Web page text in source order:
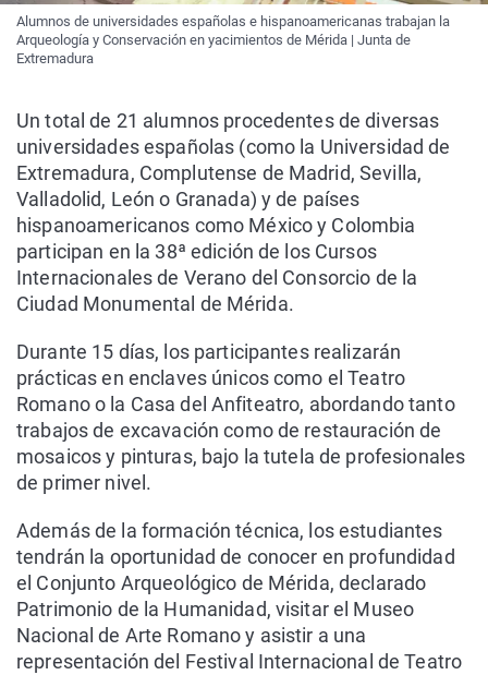
Alumnos de universidades españolas e hispanoamericanas trabajan la
Arqueología y Conservación en yacimientos de Mérida | Junta de
Extremadura
Un total de 21 alumnos procedentes de diversas
universidades españolas (como la Universidad de
Extremadura, Complutense de Madrid, Sevilla,
Valladolid, León o Granada) y de países
hispanoamericanos como México y Colombia
participan en la 38ª edición de los Cursos
Internacionales de Verano del Consorcio de la
Ciudad Monumental de Mérida.
Durante 15 días, los participantes realizarán
prácticas en enclaves únicos como el Teatro
Romano o la Casa del Anfiteatro, abordando tanto
trabajos de excavación como de restauración de
mosaicos y pinturas, bajo la tutela de profesionales
de primer nivel.
Además de la formación técnica, los estudiantes
tendrán la oportunidad de conocer en profundidad
el Conjunto Arqueológico de Mérida, declarado
Patrimonio de la Humanidad, visitar el Museo
Nacional de Arte Romano y asistir a una
representación del Festival Internacional de Teatro